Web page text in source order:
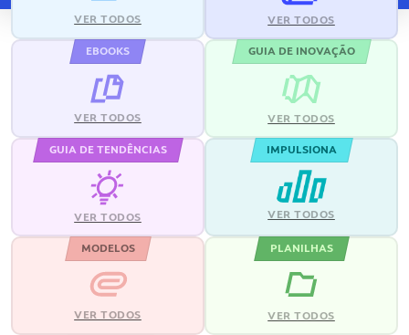
VER TODOS VER TODOS
EBOOKS
VER TODOS
GUIA DE INOVAÇÃO
VER TODOS
GUIA DE TENDÊNCIAS
VER TODOS
IMPULSIONA
VER TODOS
MODELOS
VER TODOS
PLANILHAS
VER TODOS